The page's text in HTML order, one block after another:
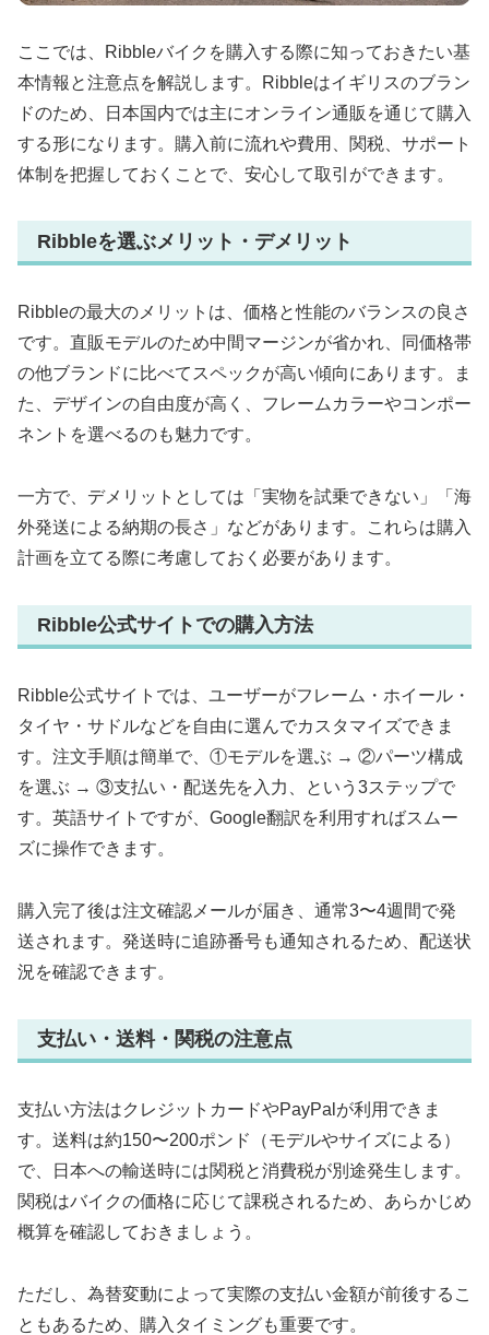
ここでは、Ribbleバイクを購入する際に知っておきたい基
本情報と注意点を解説します。Ribbleはイギリスのブラン
ドのため、日本国内では主にオンライン通販を通じて購入
する形になります。購入前に流れや費用、関税、サポート
体制を把握しておくことで、安心して取引ができます。
Ribbleを選ぶメリット・デメリット
Ribbleの最大のメリットは、価格と性能のバランスの良さ
です。直販モデルのため中間マージンが省かれ、同価格帯
の他ブランドに比べてスペックが高い傾向にあります。ま
た、デザインの自由度が高く、フレームカラーやコンポー
ネントを選べるのも魅力です。
一方で、デメリットとしては「実物を試乗できない」「海
外発送による納期の長さ」などがあります。これらは購入
計画を立てる際に考慮しておく必要があります。
Ribble公式サイトでの購入方法
Ribble公式サイトでは、ユーザーがフレーム・ホイール・
タイヤ・サドルなどを自由に選んでカスタマイズできま
す。注文手順は簡単で、①モデルを選ぶ → ②パーツ構成
を選ぶ → ③支払い・配送先を入力、という3ステップで
す。英語サイトですが、Google翻訳を利用すればスムー
ズに操作できます。
購入完了後は注文確認メールが届き、通常3〜4週間で発
送されます。発送時に追跡番号も通知されるため、配送状
況を確認できます。
支払い・送料・関税の注意点
支払い方法はクレジットカードやPayPalが利用できま
す。送料は約150〜200ポンド（モデルやサイズによる）
で、日本への輸送時には関税と消費税が別途発生します。
関税はバイクの価格に応じて課税されるため、あらかじめ
概算を確認しておきましょう。
ただし、為替変動によって実際の支払い金額が前後するこ
ともあるため、購入タイミングも重要です。